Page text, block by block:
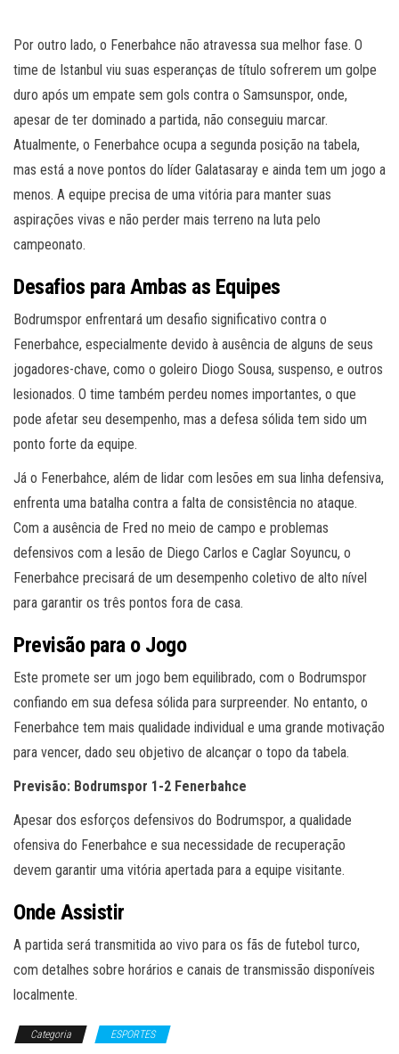
Por outro lado, o Fenerbahce não atravessa sua melhor fase. O
time de Istanbul viu suas esperanças de título sofrerem um golpe
duro após um empate sem gols contra o Samsunspor, onde,
apesar de ter dominado a partida, não conseguiu marcar.
Atualmente, o Fenerbahce ocupa a segunda posição na tabela,
mas está a nove pontos do líder Galatasaray e ainda tem um jogo a
menos. A equipe precisa de uma vitória para manter suas
aspirações vivas e não perder mais terreno na luta pelo
campeonato.
Desafios para Ambas as Equipes
Bodrumspor enfrentará um desafio significativo contra o
Fenerbahce, especialmente devido à ausência de alguns de seus
jogadores-chave, como o goleiro Diogo Sousa, suspenso, e outros
lesionados. O time também perdeu nomes importantes, o que
pode afetar seu desempenho, mas a defesa sólida tem sido um
ponto forte da equipe.
Já o Fenerbahce, além de lidar com lesões em sua linha defensiva,
enfrenta uma batalha contra a falta de consistência no ataque.
Com a ausência de Fred no meio de campo e problemas
defensivos com a lesão de Diego Carlos e Caglar Soyuncu, o
Fenerbahce precisará de um desempenho coletivo de alto nível
para garantir os três pontos fora de casa.
Previsão para o Jogo
Este promete ser um jogo bem equilibrado, com o Bodrumspor
confiando em sua defesa sólida para surpreender. No entanto, o
Fenerbahce tem mais qualidade individual e uma grande motivação
para vencer, dado seu objetivo de alcançar o topo da tabela.
Previsão: Bodrumspor 1-2 Fenerbahce
Apesar dos esforços defensivos do Bodrumspor, a qualidade
ofensiva do Fenerbahce e sua necessidade de recuperação
devem garantir uma vitória apertada para a equipe visitante.
Onde Assistir
A partida será transmitida ao vivo para os fãs de futebol turco,
com detalhes sobre horários e canais de transmissão disponíveis
localmente.
Categoria ESPORTES